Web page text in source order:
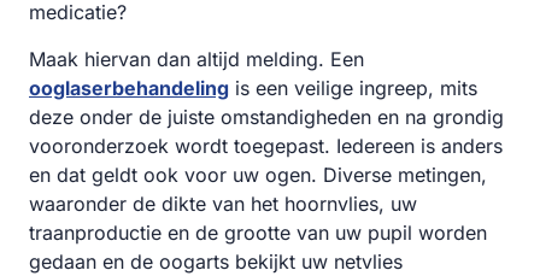
medicatie?
Maak hiervan dan altijd melding. Een
ooglaserbehandeling is een veilige ingreep, mits
deze onder de juiste omstandigheden en na grondig
vooronderzoek wordt toegepast. Iedereen is anders
en dat geldt ook voor uw ogen. Diverse metingen,
waaronder de dikte van het hoornvlies, uw
traanproductie en de grootte van uw pupil worden
gedaan en de oogarts bekijkt uw netvlies